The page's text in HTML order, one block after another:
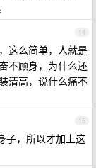
14
这么简单，人就是
不顾身，为什么还
清高，说什么痛不
15
子，所以才加上这